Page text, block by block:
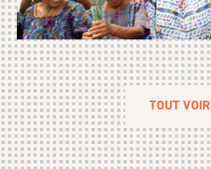
TOUT VOIR